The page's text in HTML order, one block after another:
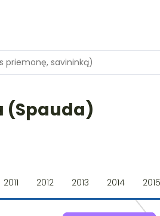
(Spauda)
2011 2012 2013 2014 2015